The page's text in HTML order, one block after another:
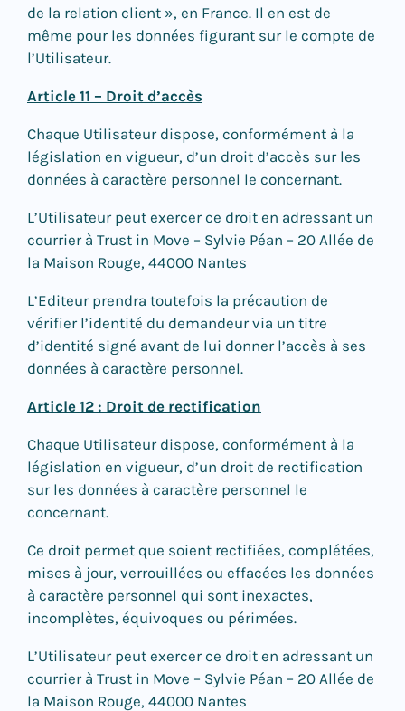
de la relation client », en France. Il en est de
même pour les données figurant sur le compte de
l’Utilisateur.
Article 11 – Droit d’accès
Chaque Utilisateur dispose, conformément à la
législation en vigueur, d’un droit d’accès sur les
données à caractère personnel le concernant.
L’Utilisateur peut exercer ce droit en adressant un
courrier à Trust in Move – Sylvie Péan – 20 Allée de
la Maison Rouge, 44000 Nantes
L’Editeur prendra toutefois la précaution de
vérifier l’identité du demandeur via un titre
d’identité signé avant de lui donner l’accès à ses
données à caractère personnel.
Article 12 : Droit de rectification
Chaque Utilisateur dispose, conformément à la
législation en vigueur, d’un droit de rectification
sur les données à caractère personnel le
concernant.
Ce droit permet que soient rectifiées, complétées,
mises à jour, verrouillées ou effacées les données
à caractère personnel qui sont inexactes,
incomplètes, équivoques ou périmées.
L’Utilisateur peut exercer ce droit en adressant un
courrier à Trust in Move – Sylvie Péan – 20 Allée de
la Maison Rouge, 44000 Nantes